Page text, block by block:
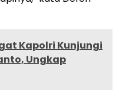
Kapolri Kunjungi
Ungkap